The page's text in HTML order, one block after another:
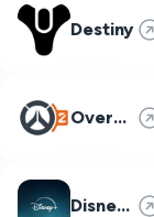
Destiny
Overwatch 2
Disney Plus